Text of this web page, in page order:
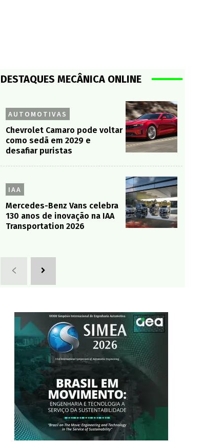
DESTAQUES MECÂNICA ONLINE
AUTOMOTIVAS
Chevrolet Camaro pode voltar
como sedã em 2029 e
desafiar puristas
IAA
Mercedes-Benz Vans celebra
130 anos de inovação na IAA
Transportation 2026